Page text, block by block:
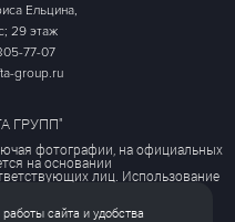
Ельцина,
29 этаж
77-07
group.ru
ГРУПП"
фотографии, на официальных
на основании
лиц. Использование
лицами
сайта и удобства